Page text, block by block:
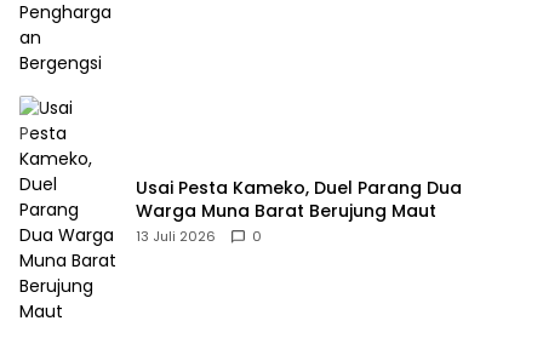
Usai Pesta Kameko, Duel Parang Dua
Warga Muna Barat Berujung Maut
13 Juli 2026 0